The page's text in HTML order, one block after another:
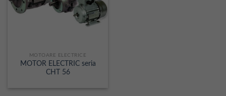
MOTOARE ELECTRICE
MOTOR ELECTRIC seria
CHT 56